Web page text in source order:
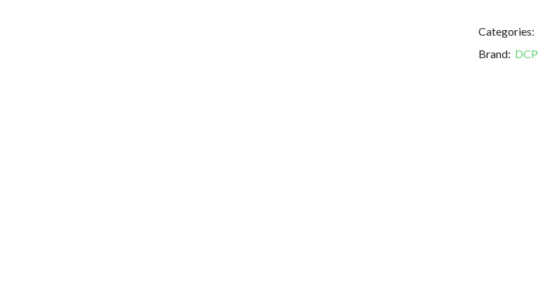
Categories:
Brand: DCP